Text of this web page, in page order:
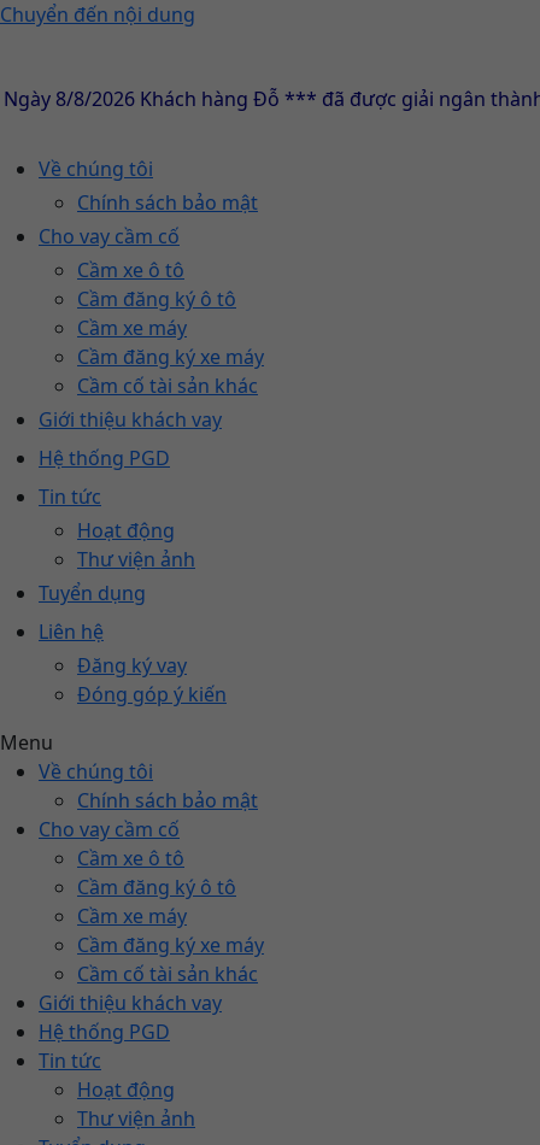
Chuyển đến nội dung
8/2026 Khách hàng Đỗ *** đã được giải ngân thành công
Về chúng tôi
Chính sách bảo mật
Cho vay cầm cố
Cầm xe ô tô
Cầm đăng ký ô tô
Cầm xe máy
Cầm đăng ký xe máy
Cầm cố tài sản khác
Giới thiệu khách vay
Hệ thống PGD
Tin tức
Hoạt động
Thư viện ảnh
Tuyển dụng
Liên hệ
Đăng ký vay
Đóng góp ý kiến
Menu
Về chúng tôi
Chính sách bảo mật
Cho vay cầm cố
Cầm xe ô tô
Cầm đăng ký ô tô
Cầm xe máy
Cầm đăng ký xe máy
Cầm cố tài sản khác
Giới thiệu khách vay
Hệ thống PGD
Tin tức
Hoạt động
Thư viện ảnh